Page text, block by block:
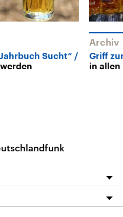
Sucht“
Archiv
Griff
in allen